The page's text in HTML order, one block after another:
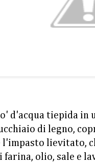
d'acqua tiepida in
di legno,
l'impasto lievitato,
farina, olio, sale e